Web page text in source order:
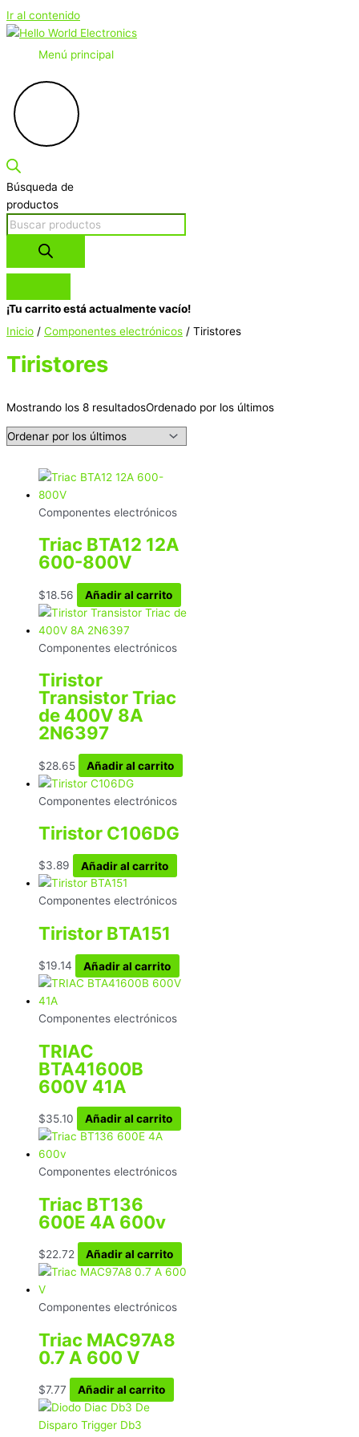
Ir al contenido
Menú principal
Búsqueda de
productos
¡Tu carrito está actualmente vacío!
Inicio / Componentes electrónicos / Tiristores
Tiristores
Mostrando los 8 resultadosOrdenado por los últimos
Componentes electrónicos
Triac BTA12 12A
600-800V
$18.56 Añadir al carrito
Componentes electrónicos
Tiristor
Transistor Triac
de 400V 8A
2N6397
$28.65 Añadir al carrito
Componentes electrónicos
Tiristor C106DG
$3.89 Añadir al carrito
Componentes electrónicos
Tiristor BTA151
$19.14 Añadir al carrito
Componentes electrónicos
TRIAC
BTA41600B
600V 41A
$35.10 Añadir al carrito
Componentes electrónicos
Triac BT136
600E 4A 600v
$22.72 Añadir al carrito
Componentes electrónicos
Triac MAC97A8
0.7 A 600 V
$7.77 Añadir al carrito